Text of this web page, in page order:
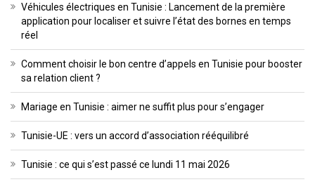
Véhicules électriques en Tunisie : Lancement de la première
application pour localiser et suivre l’état des bornes en temps
réel
Comment choisir le bon centre d’appels en Tunisie pour booster
sa relation client ?
Mariage en Tunisie : aimer ne suffit plus pour s’engager
Tunisie-UE : vers un accord d’association rééquilibré
Tunisie : ce qui s’est passé ce lundi 11 mai 2026